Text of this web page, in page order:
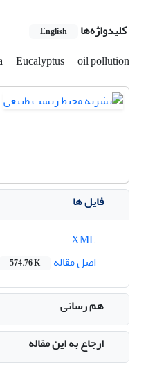
کلیدواژه‌ها
English
Eucalyptus
oil pollution
فایل ها
اصل مقاله
574.76 K
هم رسانی
ارجاع به این مقاله